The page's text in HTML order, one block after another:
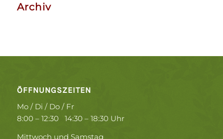
Archiv
ÖFFNUNGSZEITEN
Mo / Di / Do / Fr
8:00 – 12:30 14:30 – 18:30 Uhr
Mittwoch und Samstag